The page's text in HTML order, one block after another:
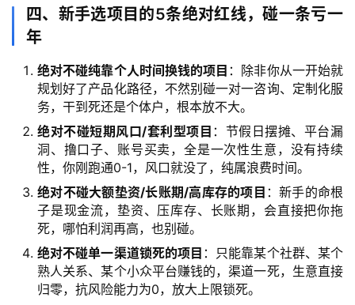
四、新手选项目的5条绝对红线，碰一条亏一
年
绝对不碰纯靠个人时间换钱的项目 ：除非你从一开始就
规划好了产品化路径，不然别碰一对一咨询、定制化服
务，干到死还是个体户，根本放不大。
绝对不碰短期风口/套利型项目 ：节假日摆摊、平台漏
洞、撸口子、账号买卖，全是一次性生意，没有持续
性，你刚跑通0-1，风口就没了，纯属浪费时间。
绝对不碰大额垫资/长账期/高库存的项目 ：新手的命根
子是现金流，垫资、压库存、长账期，会直接把你拖
死，哪怕利润再高，也别碰。
绝对不碰单一渠道锁死的项目 ：只能靠某个社群、某个
熟人关系、某个小众平台赚钱的，渠道一死，生意直接
归零，抗风险能力为0，放大上限锁死。